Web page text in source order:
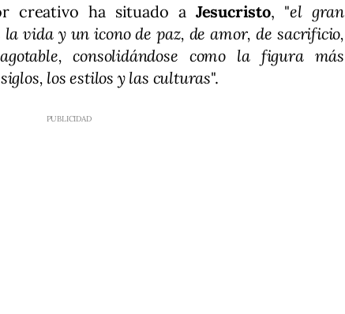
creativo ha situado a Jesucristo, "el gran
vida y un icono de paz, de amor, de sacrificio,
consolidándose como la figura más
los estilos y las culturas".